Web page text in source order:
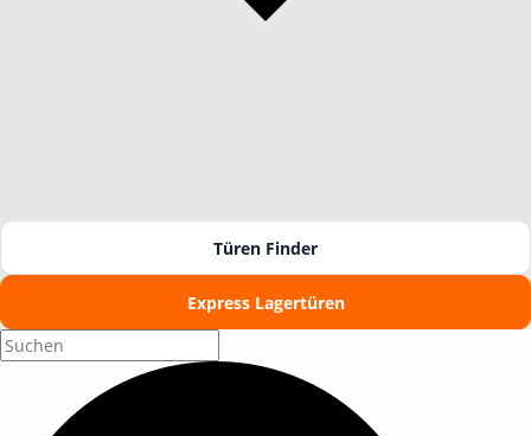
Türen Finder
Express Lagertüren